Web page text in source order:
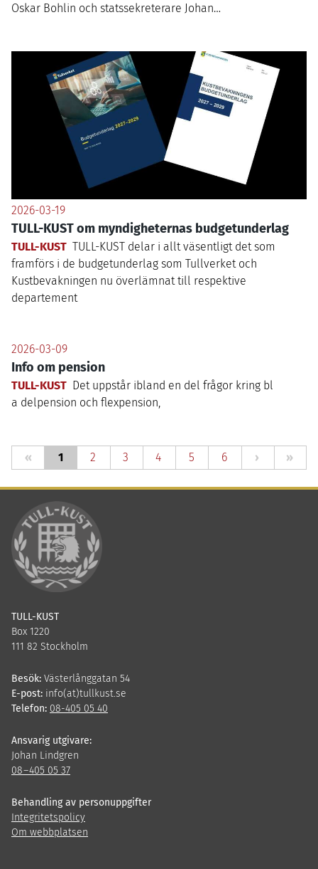
Oskar Bohlin och statssekreterare Johan…
2026-03-19
TULL-KUST om myndigheternas budgetunderlag
TULL-KUST TULL-KUST delar i allt väsentligt det som
framförs i de budgetunderlag som Tullverket och
Kustbevakningen nu överlämnat till respektive
departement
2026-03-09
Info om pension
TULL-KUST Det uppstår ibland en del frågor kring bl
a delpension och flexpension,
« 1 2 3 4 5 6 › »
TULL-KUST
Box 1220
111 82 Stockholm
Besök: Västerlånggatan 54
E-post: info(at)tullkust.se
Telefon: 08-405 05 40
Ansvarig utgivare:
Johan Lindgren
08–405 05 37
Behandling av personuppgifter
Integritetspolicy
Om webbplatsen